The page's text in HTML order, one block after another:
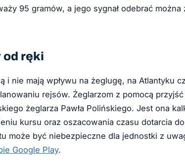
95 gramów, a jego sygnał odebrać można
od ręki
i nie mają wpływu na żeglugę, na Atlantyku
rejsów. Żeglarzom z pomocą
żeglarza Pawła Polińskiego. Jest ona
kursu oraz oszacowania czasu dotarcia
może być niebezpieczne dla jednostki z
Google Play.